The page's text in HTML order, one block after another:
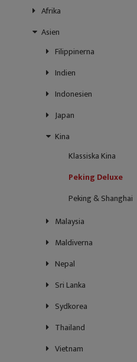
Afrika
Asien
Filippinerna
Indien
Indonesien
Japan
Kina
Klassiska Kina
Peking Deluxe
Peking & Shanghai
Malaysia
Maldiverna
Nepal
Sri Lanka
Sydkorea
Thailand
Vietnam